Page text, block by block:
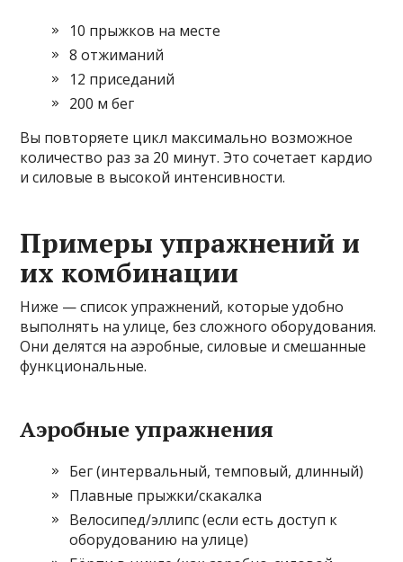
10 прыжков на месте
8 отжиманий
12 приседаний
200 м бег
Вы повторяете цикл максимально возможное
количество раз за 20 минут. Это сочетает кардио
и силовые в высокой интенсивности.
Примеры упражнений и
их комбинации
Ниже — список упражнений, которые удобно
выполнять на улице, без сложного оборудования.
Они делятся на аэробные, силовые и смешанные
функциональные.
Аэробные упражнения
Бег (интервальный, темповый, длинный)
Плавные прыжки/скакалка
Велосипед/эллипс (если есть доступ к
оборудованию на улице)